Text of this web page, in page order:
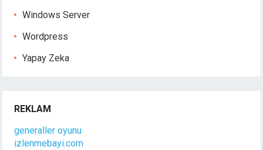
Windows Server
Wordpress
Yapay Zeka
REKLAM
generaller oyunu
izlenmebayi.com